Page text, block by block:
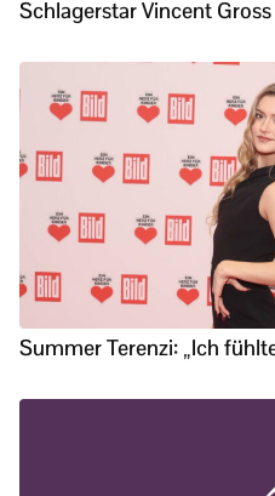
Schlagerstar Vincent
Summer Terenzi: „Ich